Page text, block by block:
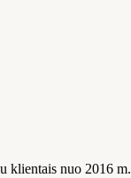
klientais nuo 2016 m.